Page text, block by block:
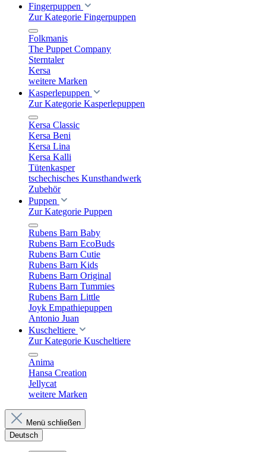
Fingerpuppen
Zur Kategorie Fingerpuppen
Folkmanis
The Puppet Company
Sterntaler
Kersa
weitere Marken
Kasperlepuppen
Zur Kategorie Kasperlepuppen
Kersa Classic
Kersa Beni
Kersa Lina
Kersa Kalli
Tütenkasper
tschechisches Kunsthandwerk
Zubehör
Puppen
Zur Kategorie Puppen
Rubens Barn Baby
Rubens Barn EcoBuds
Rubens Barn Cutie
Rubens Barn Kids
Rubens Barn Original
Rubens Barn Tummies
Rubens Barn Little
Joyk Empathiepuppen
Antonio Juan
Kuscheltiere
Zur Kategorie Kuscheltiere
Anima
Hansa Creation
Jellycat
weitere Marken
Menü schließen
Deutsch